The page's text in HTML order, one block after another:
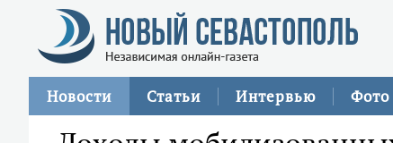
Новости Статьи Интервью Фото